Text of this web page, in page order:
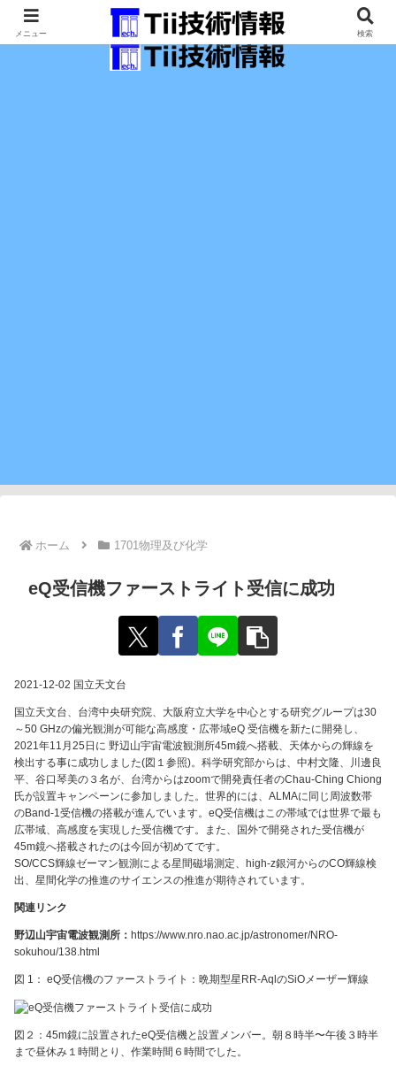
最新の科学技術の情報インフラ。
ホーム 1701物理及び化学
eQ受信機ファーストライト受信に成功
2021-12-02 国立天文台
国立天文台、台湾中央研究院、大阪府立大学を中心とする研究グループは30
～50 GHzの偏光観測が可能な高感度・広帯域eQ 受信機を新たに開発し、
2021年11月25日に 野辺山宇宙電波観測所45m鏡へ搭載、天体からの輝線を
検出する事に成功しました(図１参照)。科学研究部からは、中村文隆、川邊良
平、谷口琴美の３名が、台湾からはzoomで開発責任者のChau-Ching Chiong
氏が設置キャンペーンに参加しました。世界的には、ALMAに同じ周波数帯
のBand-1受信機の搭載が進んでいます。eQ受信機はこの帯域では世界で最も
広帯域、高感度を実現した受信機です。また、国外で開発された受信機が
45m鏡へ搭載されたのは今回が初めてです。
SO/CCS輝線ゼーマン観測による星間磁場測定、high-z銀河からのCO輝線検
出、星間化学の推進のサイエンスの推進が期待されています。
関連リンク
野辺山宇宙電波観測所： https://www.nro.nao.ac.jp/astronomer/NRO-
sokuhou/138.html
図 1： eQ受信機のファーストライト：晩期型星RR-AqlのSiOメーザー輝線
図２：45m鏡に設置されたeQ受信機と設置メンバー。朝８時半〜午後３時半
まで昼休み１時間とり、作業時間６時間でした。
メニュー 検索